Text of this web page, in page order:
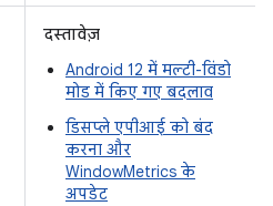
दस्तावेज़
Android 12 में मल्टी-विंडो
मोड में किए गए बदलाव
डिसप्ले एपीआई को बंद
करना और
WindowMetrics के
अपडेट